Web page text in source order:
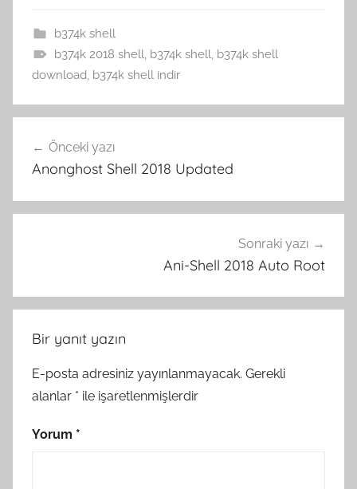
b374k shell
b374k 2018 shell, b374k shell, b374k shell
download, b374k shell indir
gezinmesi
Önceki yazı
Anonghost Shell 2018 Updated
Sonraki yazı
Ani-Shell 2018 Auto Root
Bir yanıt yazın
E-posta adresiniz yayınlanmayacak. Gerekli
alanlar * ile işaretlenmişlerdir
Yorum *